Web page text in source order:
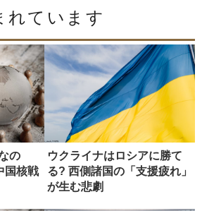
れています
の
国核戦
ウクライナはロシアに勝て
る? 西側諸国の「支援疲れ」
が生む悲劇